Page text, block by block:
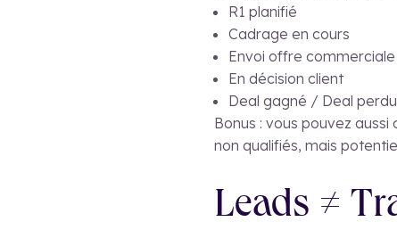
R1 planifié
Cadrage en cours
Envoi offre commerciale
En décision client
Deal gagné / Deal perdu
Bonus : vous pouvez
non qualifiés, mais
Leads ≠